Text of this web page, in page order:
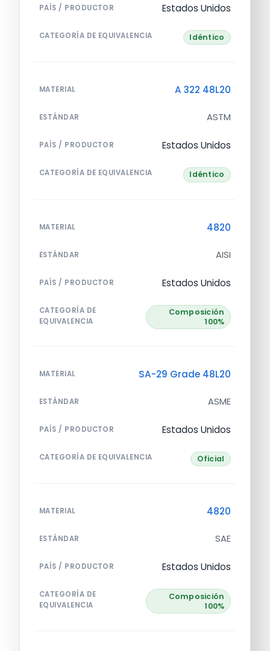
PAÍS / PRODUCTOR Estados Unidos
CATEGORÍA DE EQUIVALENCIA Idéntico
MATERIAL A 322 48L20
ESTÁNDAR ASTM
PAÍS / PRODUCTOR Estados Unidos
CATEGORÍA DE EQUIVALENCIA Idéntico
MATERIAL 4820
ESTÁNDAR AISI
PAÍS / PRODUCTOR Estados Unidos
CATEGORÍA DE
EQUIVALENCIA
Composición
100%
MATERIAL SA-29 Grade 48L20
ESTÁNDAR ASME
PAÍS / PRODUCTOR Estados Unidos
CATEGORÍA DE EQUIVALENCIA Oficial
MATERIAL 4820
ESTÁNDAR SAE
PAÍS / PRODUCTOR Estados Unidos
CATEGORÍA DE
EQUIVALENCIA
Composición
100%